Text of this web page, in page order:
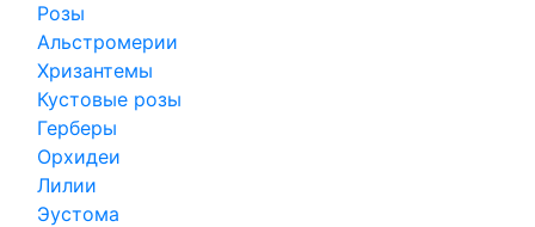
Розы
Альстромерии
Хризантемы
Кустовые розы
Герберы
Орхидеи
Лилии
Эустома